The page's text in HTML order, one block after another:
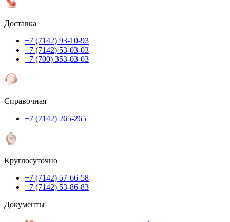
Доставка
+7 (7142) 93-10-93
+7 (7142) 53-03-03
+7 (700) 353-03-03
Справочная
+7 (7142) 265-265
Круглосуточно
+7 (7142) 57-66-58
+7 (7142) 53-86-83
Документы